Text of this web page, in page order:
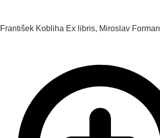
František Kobliha Ex libris, Miroslav Forman